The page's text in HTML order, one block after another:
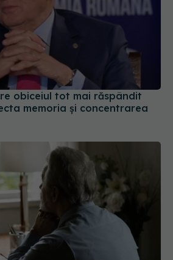
obiceiul tot mai răspândit
memoria și concentrarea